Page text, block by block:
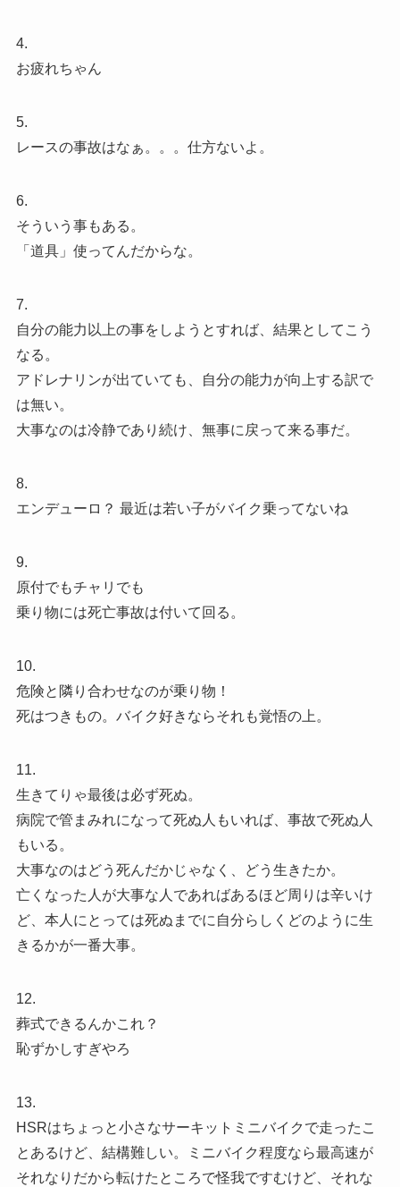
4.
お疲れちゃん
5.
レースの事故はなぁ。。。仕方ないよ。
6.
そういう事もある。
「道具」使ってんだからな。
7.
自分の能力以上の事をしようとすれば、結果としてこう
なる。
アドレナリンが出ていても、自分の能力が向上する訳で
は無い。
大事なのは冷静であり続け、無事に戻って来る事だ。
8.
エンデューロ？ 最近は若い子がバイク乗ってないね
9.
原付でもチャリでも
乗り物には死亡事故は付いて回る。
10.
危険と隣り合わせなのが乗り物！
死はつきもの。バイク好きならそれも覚悟の上。
11.
生きてりゃ最後は必ず死ぬ。
病院で管まみれになって死ぬ人もいれば、事故で死ぬ人
もいる。
大事なのはどう死んだかじゃなく、どう生きたか。
亡くなった人が大事な人であればあるほど周りは辛いけ
ど、本人にとっては死ぬまでに自分らしくどのように生
きるかが一番大事。
12.
葬式できるんかこれ？
恥ずかしすぎやろ
13.
HSRはちょっと小さなサーキットミニバイクで走ったこ
とあるけど、結構難しい。ミニバイク程度なら最高速が
それなりだから転けたところで怪我ですむけど、それな